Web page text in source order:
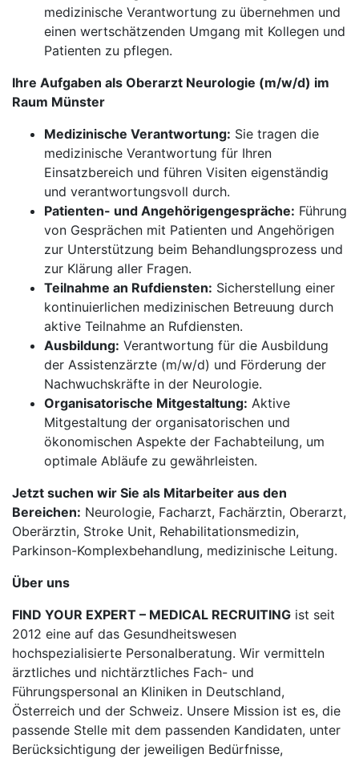
medizinische Verantwortung zu übernehmen und
einen wertschätzenden Umgang mit Kollegen und
Patienten zu pflegen.
Ihre Aufgaben als Oberarzt Neurologie (m/w/d) im
Raum Münster
Medizinische Verantwortung: Sie tragen die
medizinische Verantwortung für Ihren
Einsatzbereich und führen Visiten eigenständig
und verantwortungsvoll durch.
Patienten- und Angehörigengespräche: Führung
von Gesprächen mit Patienten und Angehörigen
zur Unterstützung beim Behandlungsprozess und
zur Klärung aller Fragen.
Teilnahme an Rufdiensten: Sicherstellung einer
kontinuierlichen medizinischen Betreuung durch
aktive Teilnahme an Rufdiensten.
Ausbildung: Verantwortung für die Ausbildung
der Assistenzärzte (m/w/d) und Förderung der
Nachwuchskräfte in der Neurologie.
Organisatorische Mitgestaltung: Aktive
Mitgestaltung der organisatorischen und
ökonomischen Aspekte der Fachabteilung, um
optimale Abläufe zu gewährleisten.
Jetzt suchen wir Sie als Mitarbeiter aus den
Bereichen: Neurologie, Facharzt, Fachärztin, Oberarzt,
Oberärztin, Stroke Unit, Rehabilitationsmedizin,
Parkinson-Komplexbehandlung, medizinische Leitung.
Über uns
FIND YOUR EXPERT – MEDICAL RECRUITING ist seit
2012 eine auf das Gesundheitswesen
hochspezialisierte Personalberatung. Wir vermitteln
ärztliches und nichtärztliches Fach- und
Führungspersonal an Kliniken in Deutschland,
Österreich und der Schweiz. Unsere Mission ist es, die
passende Stelle mit dem passenden Kandidaten, unter
Berücksichtigung der jeweiligen Bedürfnisse,